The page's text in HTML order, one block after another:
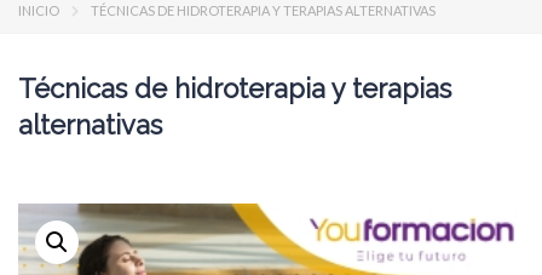
INICIO TÉCNICAS DE HIDROTERAPIA Y TERAPIAS ALTERNATIVAS
Técnicas de hidroterapia y terapias
alternativas